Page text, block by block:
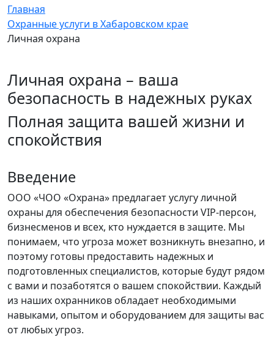
Главная
Охранные услуги в Хабаровском крае
Личная охрана
Личная охрана – ваша
безопасность в надежных руках
Полная защита вашей жизни и
спокойствия
Введение
ООО «ЧОО «Охрана» предлагает услугу личной
охраны для обеспечения безопасности VIP-персон,
бизнесменов и всех, кто нуждается в защите. Мы
понимаем, что угроза может возникнуть внезапно, и
поэтому готовы предоставить надежных и
подготовленных специалистов, которые будут рядом
с вами и позаботятся о вашем спокойствии. Каждый
из наших охранников обладает необходимыми
навыками, опытом и оборудованием для защиты вас
от любых угроз.